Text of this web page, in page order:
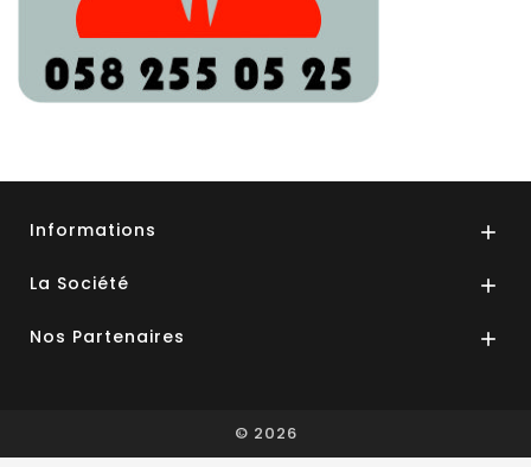
Informations 
La Société 
Nos Partenaires 
© 2026